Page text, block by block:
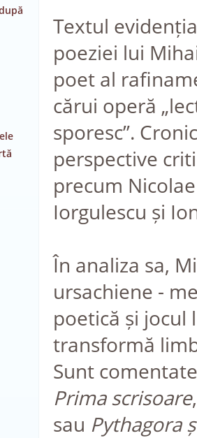
Textul
poeziei lui
poet al
cărui operă
sporesc”.
perspective
precum
Iorgulescu și
În analiza sa,
ursachiene -
poetică și jocul
transformă
Sunt
Prima scrisoare
sau Pythagora